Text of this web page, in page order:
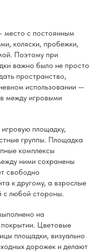
место с постоянным
коляски, пробежки,
Поэтому при
важно было не просто
пространство,
использовании —
между игровыми
площадку,
группы. Площадка
комплексы
ними сохранены
свободно
к другому, а взрослые
с любой стороны.
на
Цветовые
площадки, визуально
дорожек и делают